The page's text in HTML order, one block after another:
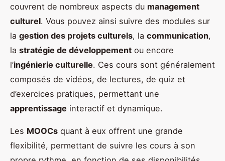
couvrent de nombreux aspects du management
culturel. Vous pouvez ainsi suivre des modules sur
la gestion des projets culturels, la communication,
la stratégie de développement ou encore
l’ingénierie culturelle. Ces cours sont généralement
composés de vidéos, de lectures, de quiz et
d’exercices pratiques, permettant une
apprentissage interactif et dynamique.
Les MOOCs quant à eux offrent une grande
flexibilité, permettant de suivre les cours à son